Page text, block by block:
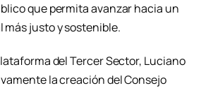
que permita avanzar hacia un
justo y sostenible.
del Tercer Sector, Luciano
la creación del Consejo